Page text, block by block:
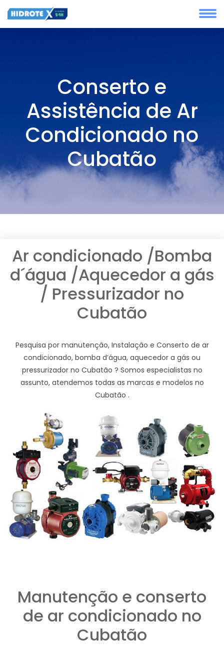
Conserto e
Assistência de Ar
Condicionado no
Cubatão
Ar condicionado /Bomba
d´água /Aquecedor a gás
/ Pressurizador no
Cubatão
Pesquisa por manutenção, Instalação e Conserto de ar
condicionado, bomba d’água, aquecedor a gás ou
pressurizador no Cubatão ? Somos especialistas no
assunto, atendemos todas as marcas e modelos no
Cubatão .
Manutenção e conserto
de ar condicionado no
Cubatão